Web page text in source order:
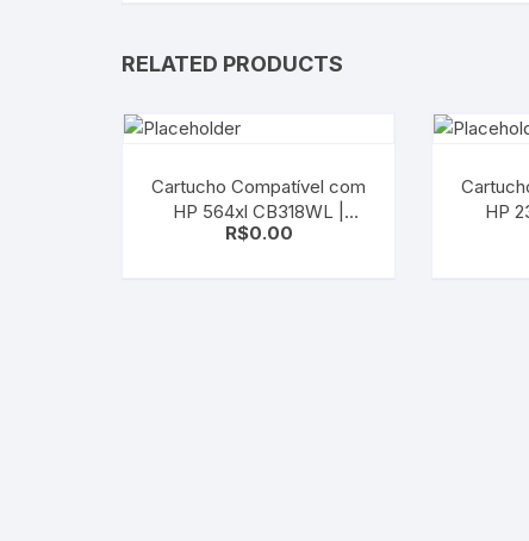
RELATED PRODUCTS
Cartucho Compatível com
HP 564xl CB318WL |
CB323WN Cyan | B8550/
R$0.00
HP